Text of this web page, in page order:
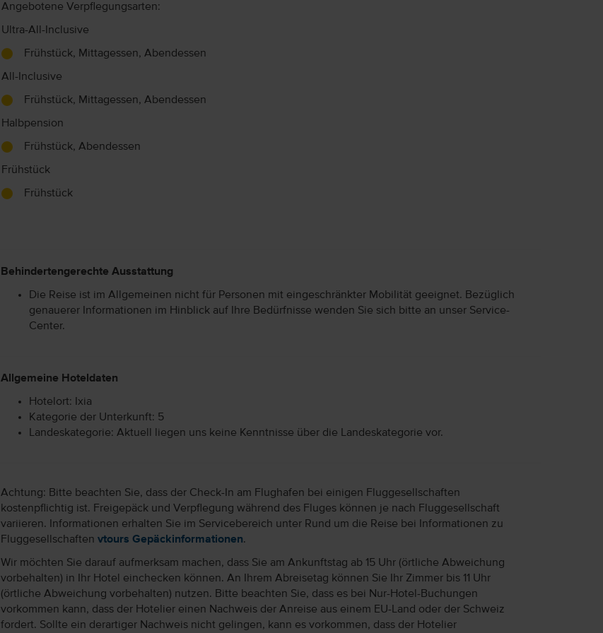
Angebotene Verpflegungsarten:
Ultra-All-Inclusive
Frühstück, Mittagessen, Abendessen
All-Inclusive
Frühstück, Mittagessen, Abendessen
Halbpension
Frühstück, Abendessen
Frühstück
Frühstück
Behindertengerechte Ausstattung
Die Reise ist im Allgemeinen nicht für Personen mit eingeschränkter Mobilität geeignet. Bezüglich
genauerer Informationen im Hinblick auf Ihre Bedürfnisse wenden Sie sich bitte an unser Service-
Center.
Allgemeine Hoteldaten
Hotelort: Ixia
Kategorie der Unterkunft: 5
Landeskategorie: Aktuell liegen uns keine Kenntnisse über die Landeskategorie vor.
Achtung: Bitte beachten Sie, dass der Check-In am Flughafen bei einigen Fluggesellschaften
kostenpflichtig ist. Freigepäck und Verpflegung während des Fluges können je nach Fluggesellschaft
variieren. Informationen erhalten Sie im Servicebereich unter Rund um die Reise bei Informationen zu
Fluggesellschaften vtours Gepäckinformationen.
Wir möchten Sie darauf aufmerksam machen, dass Sie am Ankunftstag ab 15 Uhr (örtliche Abweichung
vorbehalten) in Ihr Hotel einchecken können. An Ihrem Abreisetag können Sie Ihr Zimmer bis 11 Uhr
(örtliche Abweichung vorbehalten) nutzen. Bitte beachten Sie, dass es bei Nur-Hotel-Buchungen
vorkommen kann, dass der Hotelier einen Nachweis der Anreise aus einem EU-Land oder der Schweiz
fordert. Sollte ein derartiger Nachweis nicht gelingen, kann es vorkommen, dass der Hotelier